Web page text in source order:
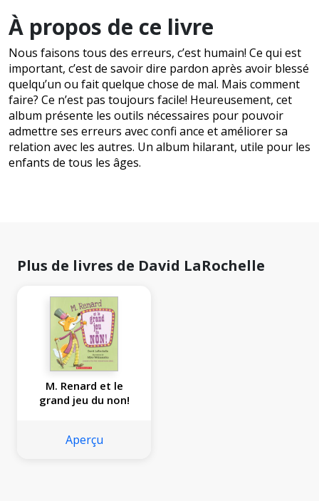
À propos de ce livre
Nous faisons tous des erreurs, c’est humain! Ce qui est
important, c’est de savoir dire pardon après avoir blessé
quelqu’un ou fait quelque chose de mal. Mais comment
faire? Ce n’est pas toujours facile! Heureusement, cet
album présente les outils nécessaires pour pouvoir
admettre ses erreurs avec confi ance et améliorer sa
relation avec les autres. Un album hilarant, utile pour les
enfants de tous les âges.
Plus de livres de David LaRochelle
M. Renard et le
grand jeu du non!
Aperçu